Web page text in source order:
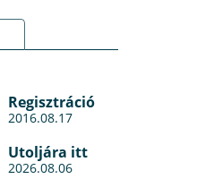
Regisztráció
2016.08.17
Utoljára itt
2026.08.06